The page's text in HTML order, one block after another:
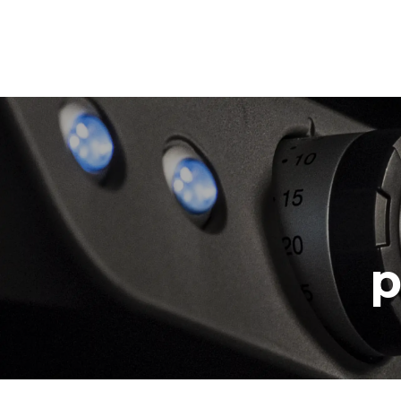
3 460x330
Électrique
Alimentation monophasée